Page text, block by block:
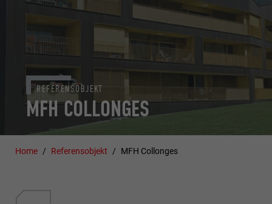
MFH COLLONGES
REFERENSOBJEKT
Home Referensobjekt MFH Collonges